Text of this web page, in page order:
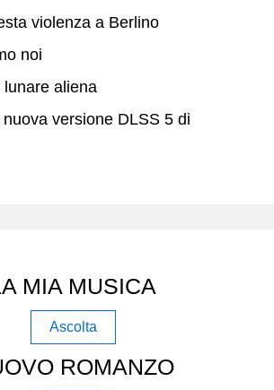
violenza a Berlino
noi
aliena
versione DLSS 5 di
MIA MUSICA
Ascolta
ROMANZO